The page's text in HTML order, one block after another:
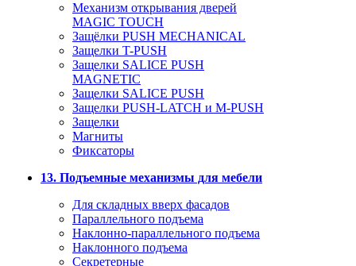
Механизм открывания дверей
MAGIC TOUCH
Защёлки PUSH MECHANICAL
Защелки T-PUSH
Защелки SALICE PUSH
MAGNETIC
Защелки SALICE PUSH
Защелки PUSH-LATCH и M-PUSH
Защелки
Магниты
Фиксаторы
13. Подъемные механизмы для мебели
Для складных вверх фасадов
Параллельного подъема
Наклонно-параллельного подъема
Наклонного подъема
Секретерные